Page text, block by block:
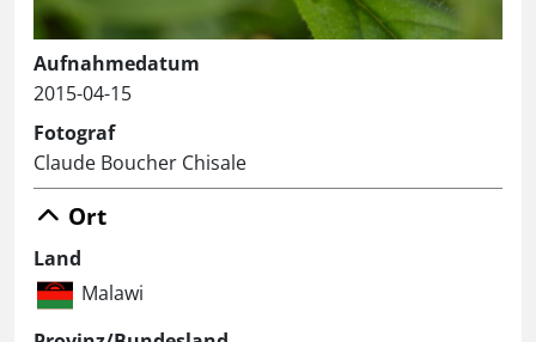
Aufnahmedatum
2015-04-15
Fotograf
Claude Boucher Chisale
Ort
Land
Malawi